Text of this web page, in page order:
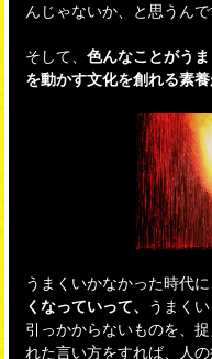
んじゃないか、と思うんで
そして、 色んなことがう
を動かす文化を創れる素
うまくいかなかった時代に
くなっていって、
うまく
引っかからないものを、
れた言い方をすれば、人